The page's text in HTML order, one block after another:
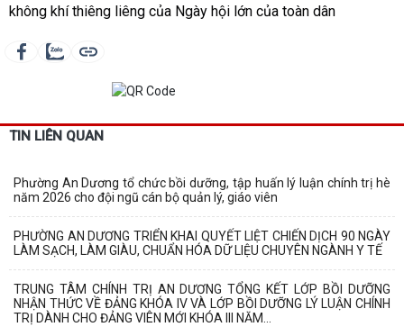
không khí thiêng liêng của Ngày hội lớn của toàn dân
TIN LIÊN QUAN
Phường An Dương tổ chức bồi dưỡng, tập huấn lý luận chính trị hè
năm 2026 cho đội ngũ cán bộ quản lý, giáo viên
PHƯỜNG AN DƯƠNG TRIỂN KHAI QUYẾT LIỆT CHIẾN DỊCH 90 NGÀY
LÀM SẠCH, LÀM GIÀU, CHUẨN HÓA DỮ LIỆU CHUYÊN NGÀNH Y TẾ
TRUNG TÂM CHÍNH TRỊ AN DƯƠNG TỔNG KẾT LỚP BỒI DƯỠNG
NHẬN THỨC VỀ ĐẢNG KHÓA IV VÀ LỚP BỒI DƯỠNG LÝ LUẬN CHÍNH
TRỊ DÀNH CHO ĐẢNG VIÊN MỚI KHÓA III NĂM...